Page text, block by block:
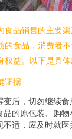
食品销售的主要
的食品，消费者
益。以下是具体
证据
后，切勿继续食
品的原包装、购
适，应及时就医